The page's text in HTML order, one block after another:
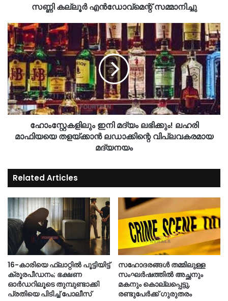
സണ്ണി കല്ലൂർ എൻഡോവ്മെന്റ് സമ്മാനിച്ചു
ഹോംസ്റ്റേകളിലും ഇനി മദ്യം ലഭിക്കും! ലഹരി
മാഫിയയെ തളയ്ക്കാൻ ലഡാക്കിന്റെ വിപ്ലവകരമായ
മദ്യനയം
Related Articles
16-കാരിയെ ഫ്ലാറ്റിൽ പൂട്ടിയിട്ട്
ക്രൂരപീഡനം; ഭക്ഷണ
ഓർഡറിലൂടെ തുമ്പുണ്ടാക്കി
പ്രതിയെ പിടിച്ച് പോലീസ്
സഹോദരങ്ങൾ തമ്മിലുള്ള
സംഘർഷത്തിൽ അച്ഛനും
മകനും കൊല്ലപ്പെട്ടു,
രണ്ടുപേർക്ക് ഗുരുതരം